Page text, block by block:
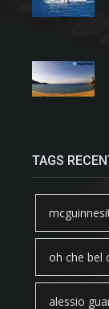
TAGS
oh che bel
alessio